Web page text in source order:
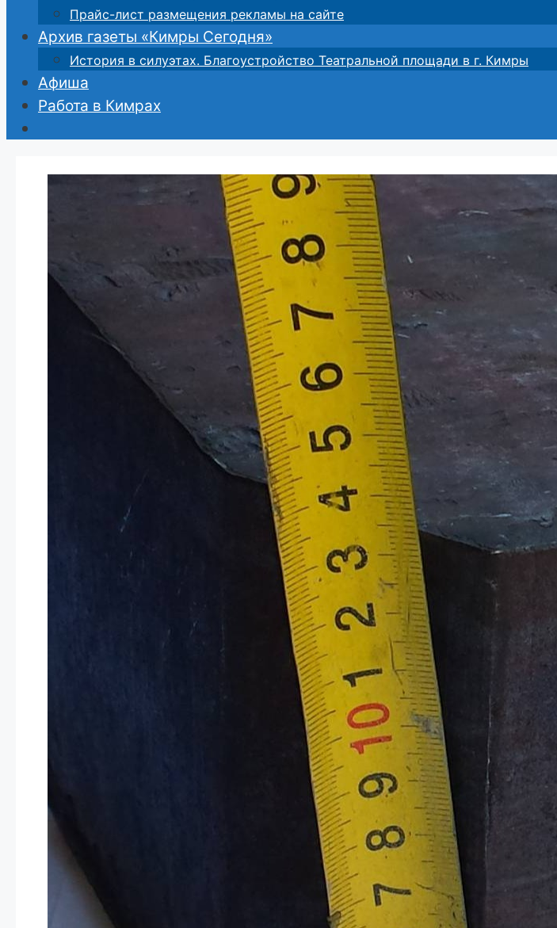
Прайс-лист размещения рекламы на сайте
Архив газеты «Кимры Сегодня»
История в силуэтах. Благоустройство Театральной площади в г. Кимры
Афиша
Работа в Кимрах